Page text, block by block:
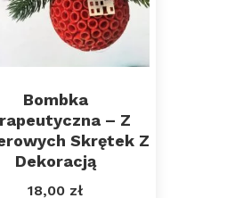
Bombka
– Z
Skrętek Z
Dekoracją
18,00 zł